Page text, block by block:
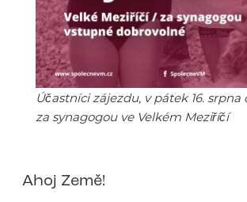
Účastníci zájezdu, v pátek 16. srpna
za synagogou ve Velkém Meziříčí
Ahoj Země!